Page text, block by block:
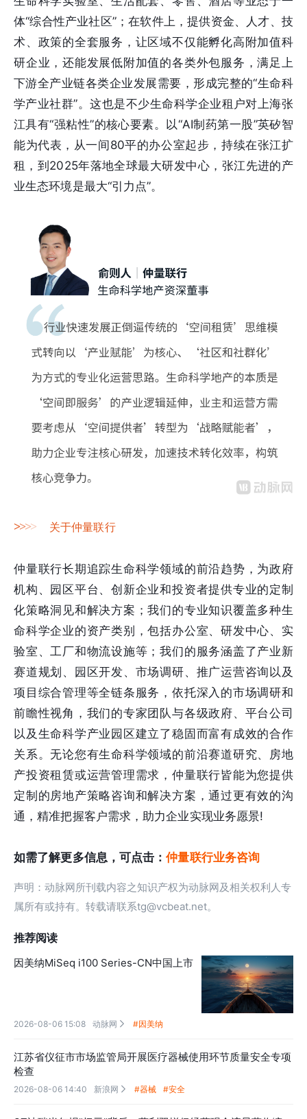
体“综合性产业社区”；在软件上，提供资金、人才、技
术、政策的全套服务，让区域不仅能孵化高附加值科
研企业，还能发展低附加值的各类外包服务，满足上
下游全产业链各类企业发展需要，形成完整的“生命科
学产业社群”。这也是不少生命科学企业租户对上海张
江具有“强粘性”的核心要素。以“AI制药第一股”英矽智
能为代表，从一间80平的办公室起步，持续在张江扩
租，到2025年落地全球最大研发中心，张江先进的产
业生态环境是最大“引力点”。
>>>> 关于仲量联行
仲量联行长期追踪生命科学领域的前沿趋势，为政府
机构、园区平台、创新企业和投资者提供专业的定制
化策略洞见和解决方案；我们的专业知识覆盖多种生
命科学企业的资产类别，包括办公室、研发中心、实
验室、工厂和物流设施等；我们的服务涵盖了产业新
赛道规划、园区开发、市场调研、推广运营咨询以及
项目综合管理等全链条服务，依托深入的市场调研和
前瞻性视角，我们的专家团队与各级政府、平台公司
以及生命科学产业园区建立了稳固而富有成效的合作
关系。无论您有生命科学领域的前沿赛道研究、房地
产投资租赁或运营管理需求，仲量联行皆能为您提供
定制的房地产策略咨询和解决方案，通过更有效的沟
通，精准把握客户需求，助力企业实现业务愿景!
如需了解更多信息，可点击：仲量联行业务咨询
声明：动脉网所刊载内容之知识产权为动脉网及相关权利人专
属所有或持有。转载请联系tg@vcbeat.net。
推荐阅读
因美纳MiSeq i100 Series-CN中国上市
2026-08-06 15:08 动脉网  #因美纳
江苏省仪征市市场监管局开展医疗器械使用环节质量安全专项
检查
2026-08-06 14:40 新浪网  #器械 #安全